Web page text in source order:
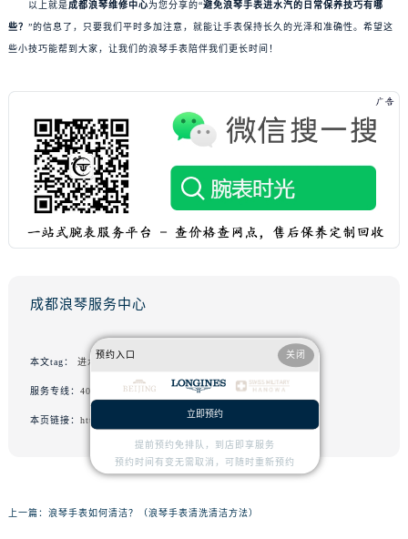
以上就是成都浪琴维修中心为您分享的“避免浪琴手表进水汽的日常保养技巧有哪
些？ ”的信息了，只要我们平时多加注意，就能让手表保持长久的光泽和准确性。希望这
些小技巧能帮到大家，让我们的浪琴手表陪伴我们更长时间！
成都浪琴服务中心
本文tag： 进水进灰
服务专线： 400-995-7728
本页链接： http://www.cdlongines.cn/problem/96.html
上一篇： 浪琴手表如何清洁？（浪琴手表清洗清洁方法）
预约入口 关闭
立即预约
提前预约免排队，到店即享服务
预约时间有变无需取消，可随时重新预约